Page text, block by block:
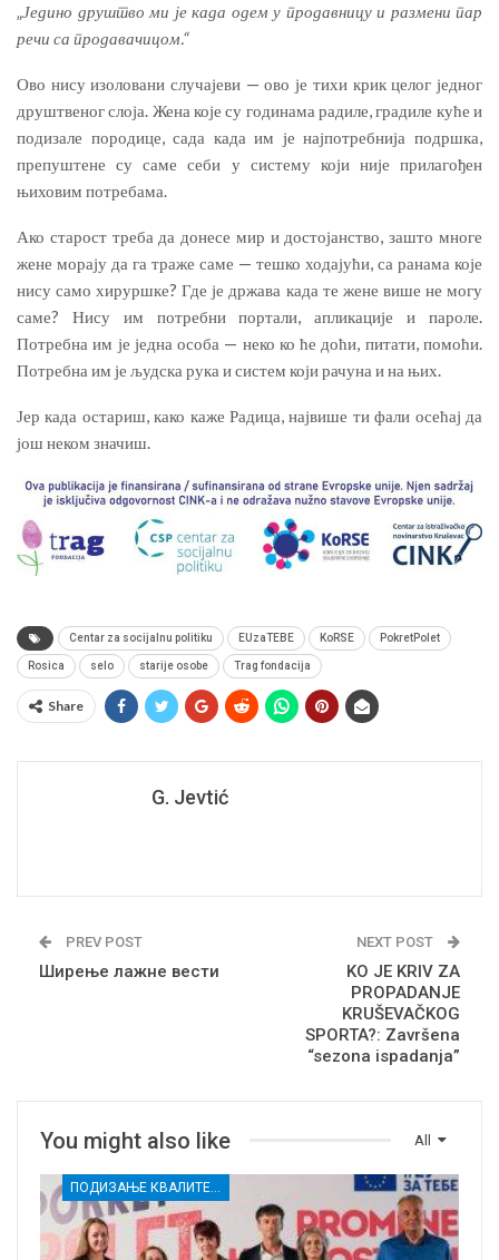
„Једино друштво ми је када одем у продавницу и размени пар
речи са продавачицом.“
Ово нису изоловани случајеви — ово је тихи крик целог једног
друштвеног слоја. Жена које су годинама радиле, градиле куће и
подизале породице, сада када им је најпотребнија подршка,
препуштене су саме себи у систему који није прилагођен
њиховим потребама.
Ако старост треба да донесе мир и достојанство, зашто многе
жене морају да га траже саме — тешко ходајући, са ранама које
нису само хируршке? Где је држава када те жене више не могу
саме? Нису им потребни портали, апликације и пароле.
Потребна им је једна особа — неко ко ће доћи, питати, помоћи.
Потребна им је људска рука и систем који рачуна и на њих.
Јер када остариш, како каже Радица, највише ти фали осећај да
још неком значиш.
Centar za socijalnu politiku EUzaTEBE KoRSE PokretPolet
Rosica selo starije osobe Trag fondacija
Share
G. Jevtić
PREV POST
Ширење лажне вести
NEXT POST
KO JE KRIV ZA
PROPADANJE
KRUŠEVAČKOG
SPORTA?: Završena
“sezona ispadanja”
All
You might also like